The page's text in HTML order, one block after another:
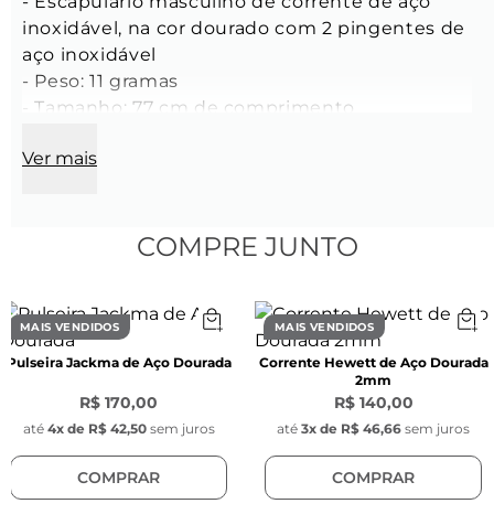
inoxidável, na cor dourado com 2 pingentes de
aço inoxidável
- Peso: 11 gramas
- Tamanho: 77 cm de comprimento
Características da Corrente:
- Cor: Dourada
Características dos Pingentes de Cruz :
- Espessura: 0,8 mm
- Comprimento: 20mm
- Largura: 10mm
- Cor: Dourada
- Material: Zamak
Ver mais
COMPRE JUNTO
MAIS VENDIDOS
Pulseira Jackma de Aço Dourada
R$ 170,00
até 4x de R$ 42,50 sem juros
COMPRAR
MAIS VENDIDOS
Corrente Hewett de Aço Dourada
2mm
R$ 140,00
até 3x de R$ 46,66 sem juros
COMPRAR